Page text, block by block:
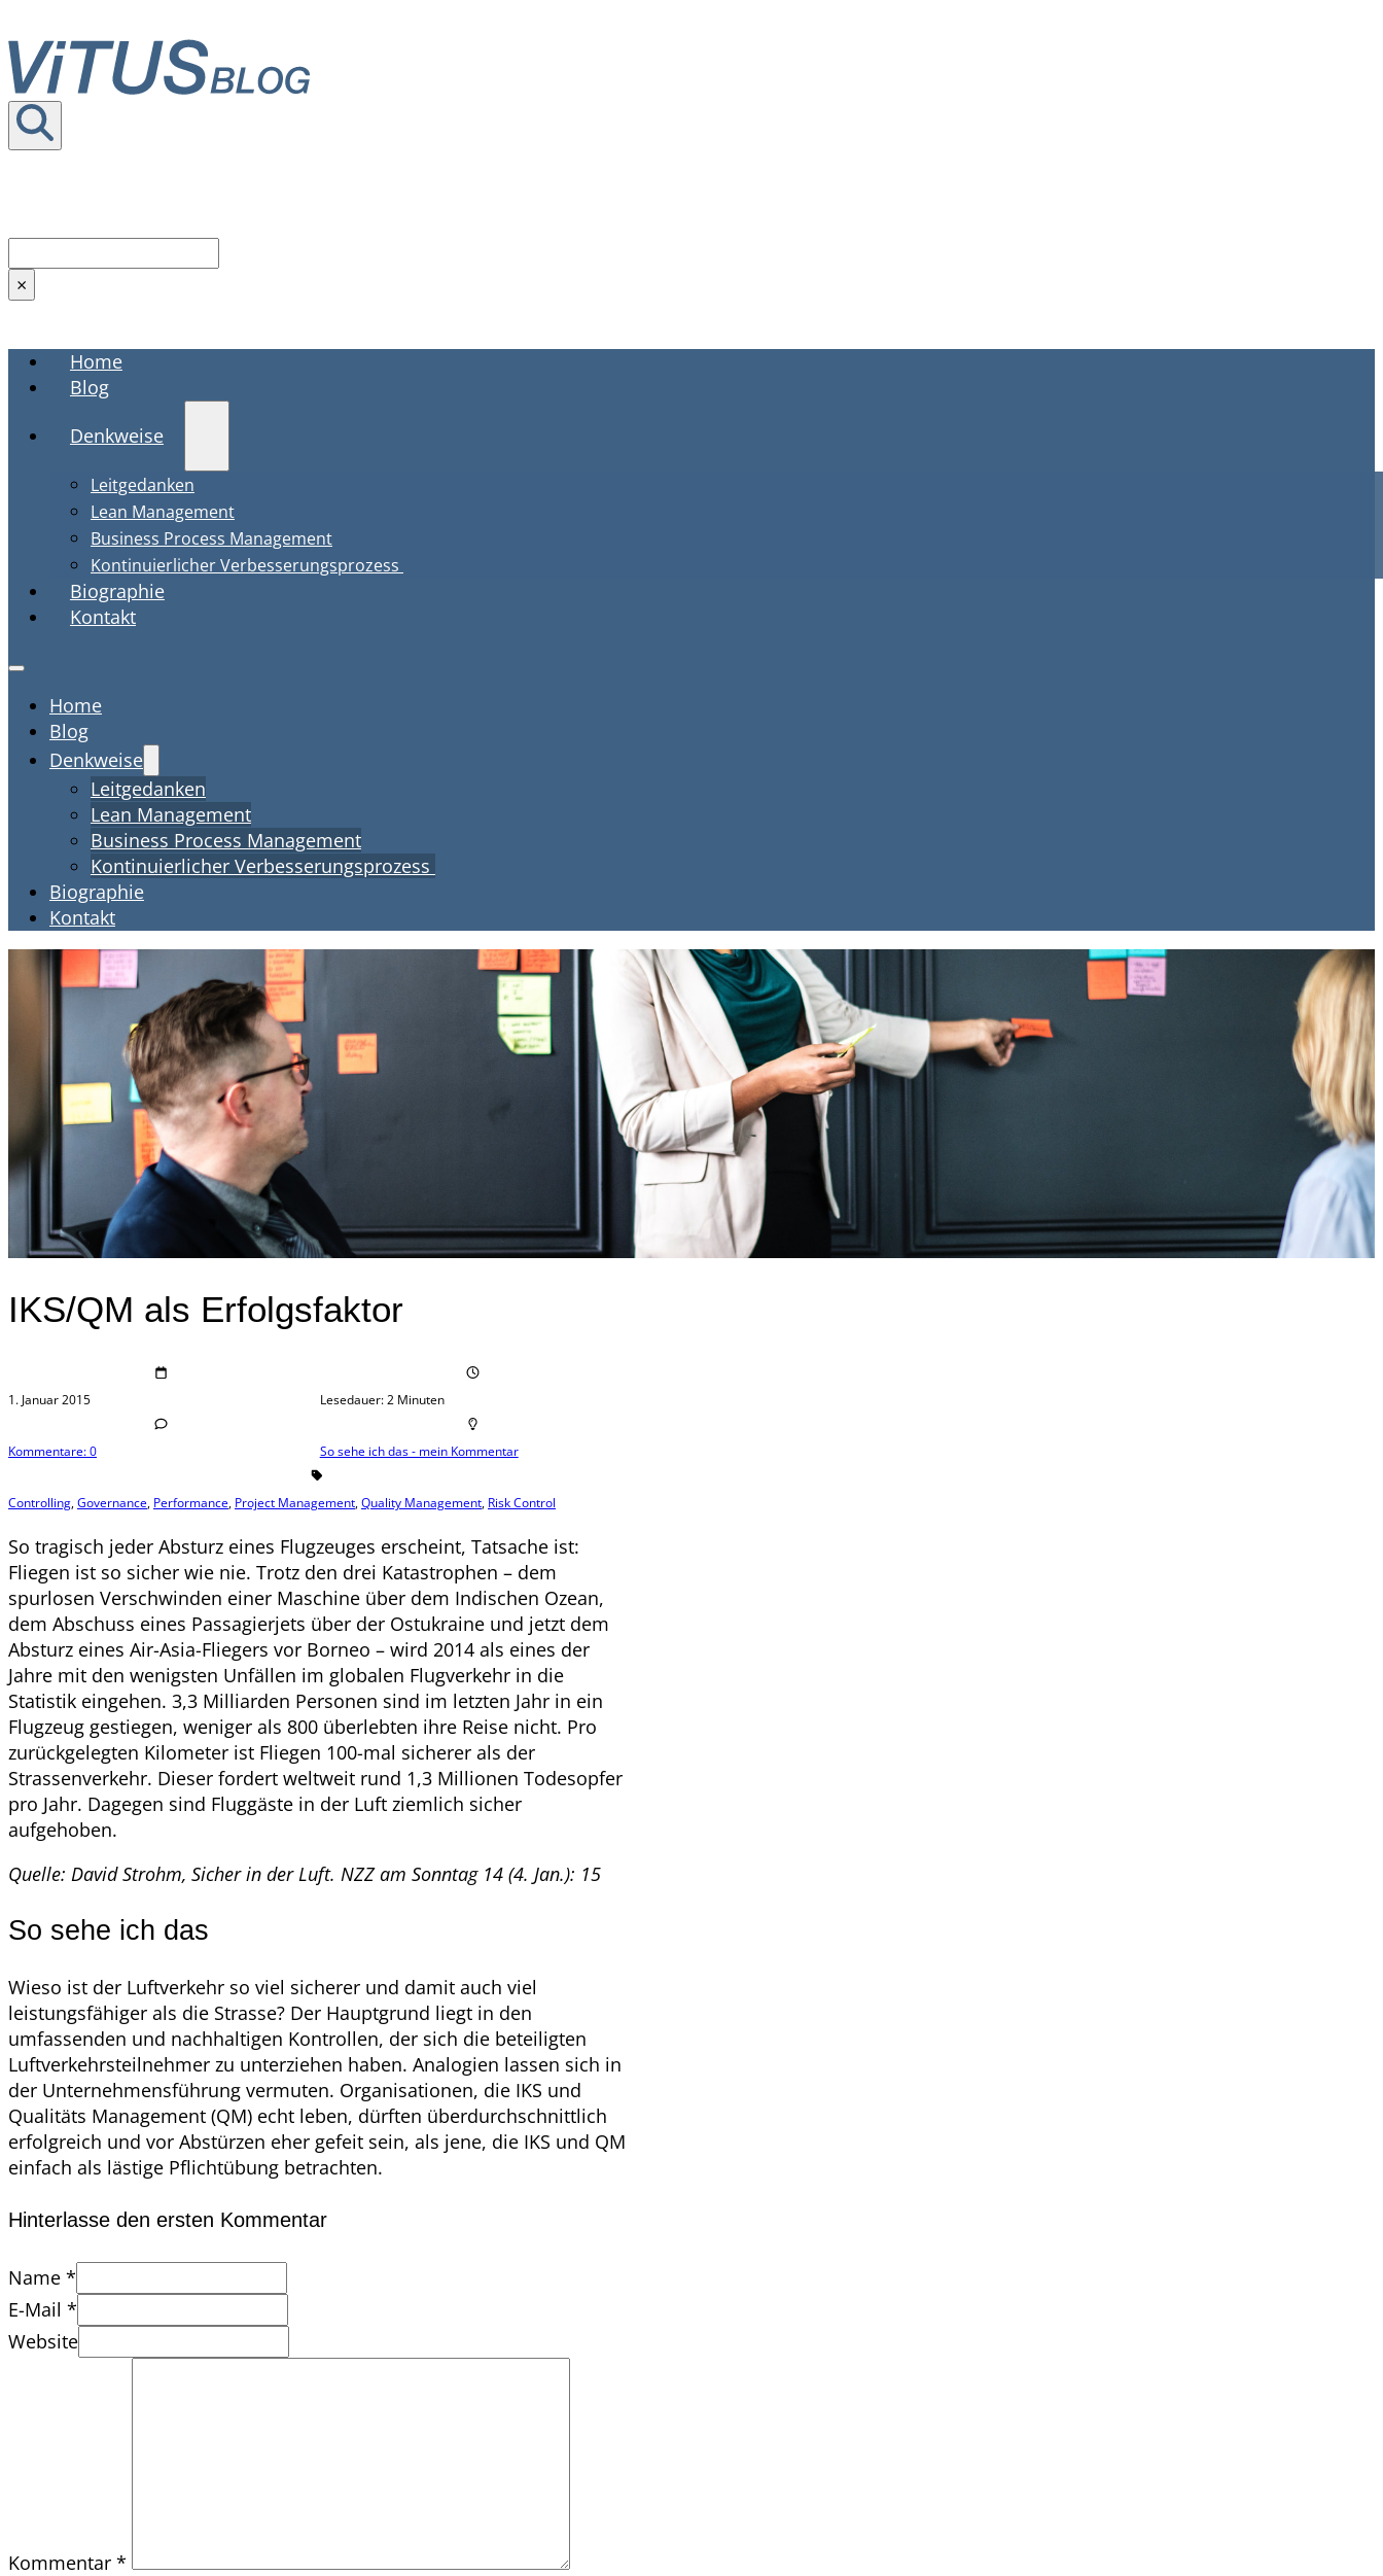
×
Home
Blog
Denkweise
Leitgedanken
Lean Management
Business Process Management
Kontinuierlicher Verbesserungsprozess
Biographie
Kontakt
Home
Blog
Denkweise
Leitgedanken
Lean Management
Business Process Management
Kontinuierlicher Verbesserungsprozess
Biographie
Kontakt
IKS/QM als Erfolgsfaktor
1. Januar 2015 Lesedauer: 2 Minuten
Kommentare: 0 So sehe ich das - mein Kommentar
Controlling,Governance, Performance, Project Management,Quality Management, Risk Control
So tragisch jeder Absturz eines Flugzeuges erscheint, Tatsache ist:
Fliegen ist so sicher wie nie. Trotz den drei Katastrophen – dem
spurlosen Verschwinden einer Maschine über dem Indischen Ozean,
dem Abschuss eines Passagierjets über der Ostukraine und jetzt dem
Absturz eines Air-Asia-Fliegers vor Borneo – wird 2014 als eines der
Jahre mit den wenigsten Unfällen im globalen Flugverkehr in die
Statistik eingehen. 3,3 Milliarden Personen sind im letzten Jahr in ein
Flugzeug gestiegen, weniger als 800 überlebten ihre Reise nicht. Pro
zurückgelegten Kilometer ist Fliegen 100-mal sicherer als der
Strassenverkehr. Dieser fordert weltweit rund 1,3 Millionen Todesopfer
pro Jahr. Dagegen sind Fluggäste in der Luft ziemlich sicher
aufgehoben.
Quelle: David Strohm, Sicher in der Luft. NZZ am Sonntag 14 (4. Jan.): 15
So sehe ich das
Wieso ist der Luftverkehr so viel sicherer und damit auch viel
leistungsfähiger als die Strasse? Der Hauptgrund liegt in den
umfassenden und nachhaltigen Kontrollen, der sich die beteiligten
Luftverkehrsteilnehmer zu unterziehen haben. Analogien lassen sich in
der Unternehmensführung vermuten. Organisationen, die IKS und
Qualitäts Management (QM) echt leben, dürften überdurchschnittlich
erfolgreich und vor Abstürzen eher gefeit sein, als jene, die IKS und QM
einfach als lästige Pflichtübung betrachten.
Hinterlasse den ersten Kommentar
Name *
E-Mail *
Website
Kommentar *